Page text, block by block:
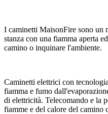
I caminetti MaisonFire sono un
stanza con una fiamma aperta
camino o inquinare l'ambiente.
Caminetti elettrici con
fiamma e fumo
di elettricità. Telecomando e la
fiamme e del calore del camino